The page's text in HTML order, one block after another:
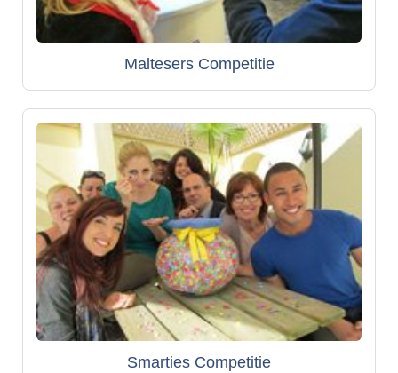
Maltesers Competitie
Smarties Competitie